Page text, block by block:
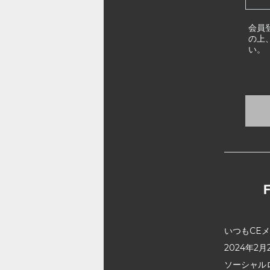
会員
の上
い。
いつもCE
2024年2月
ソーシャ